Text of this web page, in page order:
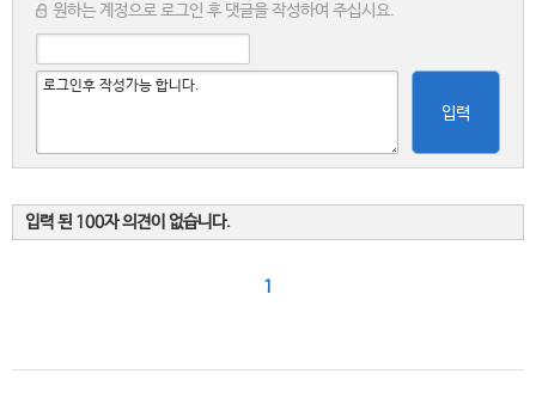
원하는 계정으로 로그인 후 댓글을 작성하여 주십시요.
입력
입력 된 100자 의견이 없습니다.
1